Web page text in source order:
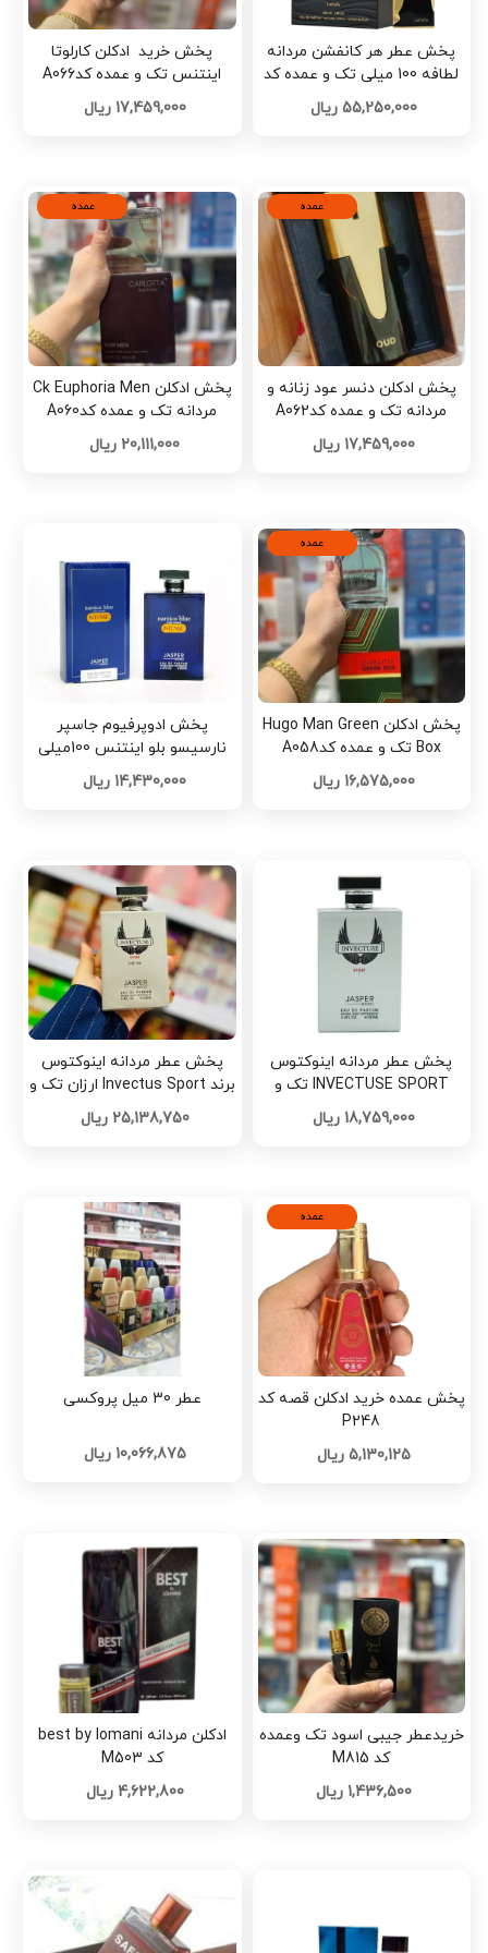
پخش عطر هر کانفشن مردانه
لطافه 100 میلی تک و عمده کد
G7116
55,250,000 ریال
پخش خرید ⁨ ادکلن کارلوتا
اینتنس تک و عمده کدA066
17,459,000 ریال
عمده
پخش ادکلن دنسر عود زنانه و
مردانه تک و عمده کدA062
17,459,000 ریال
عمده
پخش ادکلن Ck Euphoria Men
مردانه تک و عمده کدA060
20,111,000 ریال
عمده
پخش ادکلن Hugo Man Green
Box تک و عمده کدA058
16,575,000 ریال
پخش ادوپرفیوم جاسپر
نارسیسو بلو اینتنس 100میلی
تک و عمده کد R130
14,430,000 ریال
پخش عطر مردانه اینوکتوس
INVECTUSE SPORT تک و
عمده کد R126
18,759,000 ریال
پخش عطر مردانه اینوکتوس
برند Invectus Sport ارزان تک و
عمده کدM2104
25,138,750 ریال
عمده
پخش عمده خرید ادکلن قصه کد
P248
5,130,125 ریال
عطر 30 میل پروکسی
10,066,875 ریال
خریدعطر جیبی اسود تک وعمده
کد M815
1,436,500 ریال
ادکلن مردانه best by lomani
کد M503
4,622,800 ریال